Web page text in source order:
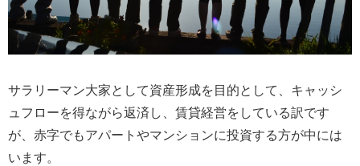
サラリーマン大家として資産形成を目的として、キャッシ
ュフローを得ながら返済し、賃貸経営をしている訳です
が、赤字でもアパートやマンションに投資する方が中には
います。